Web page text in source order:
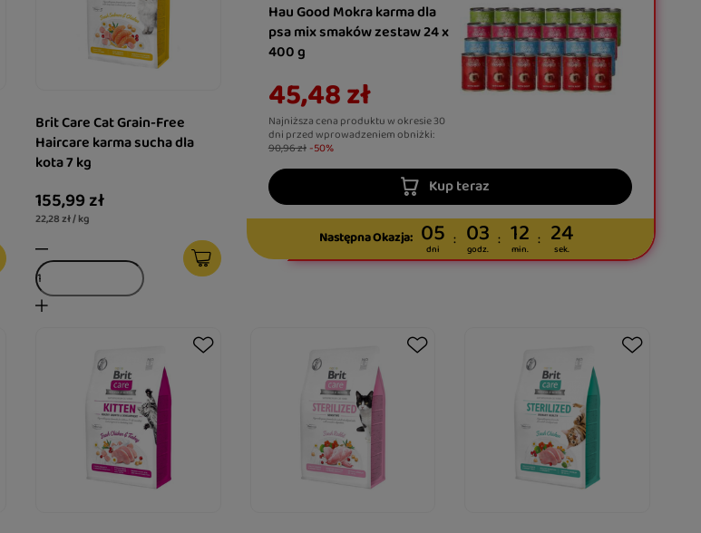
Brit Care Cat Grain-Free
Haircare karma sucha dla
kota 7 kg
155,99 zł
22,28 zł / kg
Hau Good Mokra karma dla
psa mix smaków zestaw 24 x
400 g
45,48 zł
Najniższa cena produktu w okresie 30
dni przed wprowadzeniem obniżki:
90,96 zł -50%
Kup teraz
Następna Okazja:
dni
05 godz.
03 min.
12 sek.
22